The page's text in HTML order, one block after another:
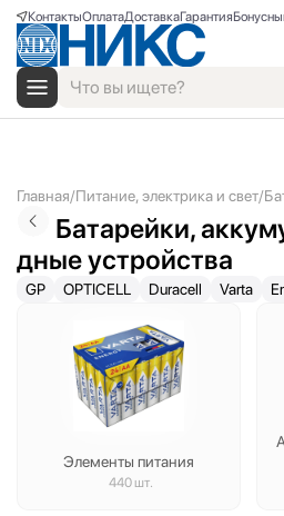
КонтактыОплатаДоставкаГарантия
Главная Питание, электрика и свет
Батарейки,
дные устройства
GP OPTICELL Duracell Varta
Элементы питания
440 шт.